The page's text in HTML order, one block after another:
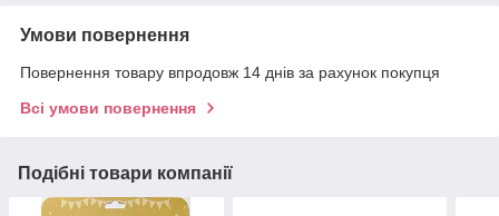
Умови повернення
Повернення товару впродовж 14 днів за рахунок покупця
Всі умови повернення
Подібні товари компанії